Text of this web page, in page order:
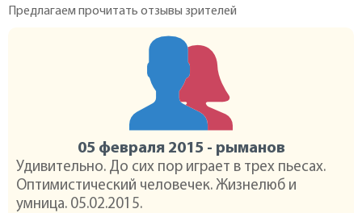
Предлагаем прочитать отзывы зрителей
Удивительно. До сих пор играет в трех пьесах.
Оптимистический человечек. Жизнелюб и
умница. 05.02.2015.
05 февраля 2015 - рыманов